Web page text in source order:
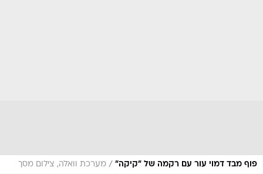
פוף מבד דמוי עור עם רקמה של "קיקה" / מערכת וואלה, צילום מסך